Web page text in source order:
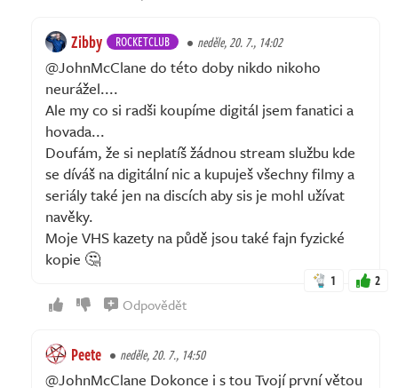
Zibby ROCKETCLUB neděle, 20. 7., 14:02
@JohnMcClane do této doby nikdo nikoho
neurážel....
Ale my co si radši koupíme digitál jsem fanatici a
hovada...
Doufám, že si neplatíš žádnou stream službu kde
se díváš na digitální nic a kupuješ všechny filmy a
seriály také jen na discích aby sis je mohl užívat
navěky.
Moje VHS kazety na půdě jsou také fajn fyzické
kopie 🤔
1 2
Odpovědět
Peete neděle, 20. 7., 14:50
@JohnMcClane Dokonce i s tou Tvojí první větou